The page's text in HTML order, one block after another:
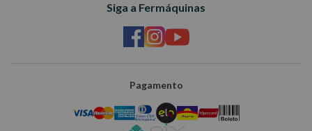
Siga a Fermáquinas
Pagamento